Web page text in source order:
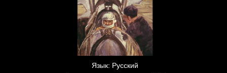
Язык: Русский